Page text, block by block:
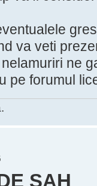
va veti
ne
pe forumul
SAH